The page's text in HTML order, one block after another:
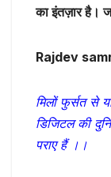
का इंतज़ार है।
Rajdev
मिलों फुर्सत से
डिजिटल की
पराए हैं ।।